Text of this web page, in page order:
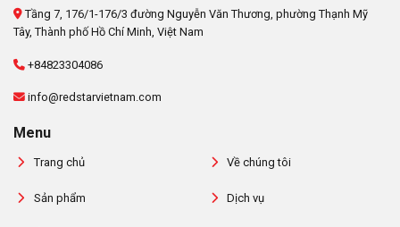
Tầng 7, 176/1-176/3 đường Nguyễn Văn Thương, phường Thạnh Mỹ
Tây, Thành phố Hồ Chí Minh, Việt Nam
+84823304086
info@redstarvietnam.com
Menu
Trang chủ Về chúng tôi
Sản phẩm Dịch vụ